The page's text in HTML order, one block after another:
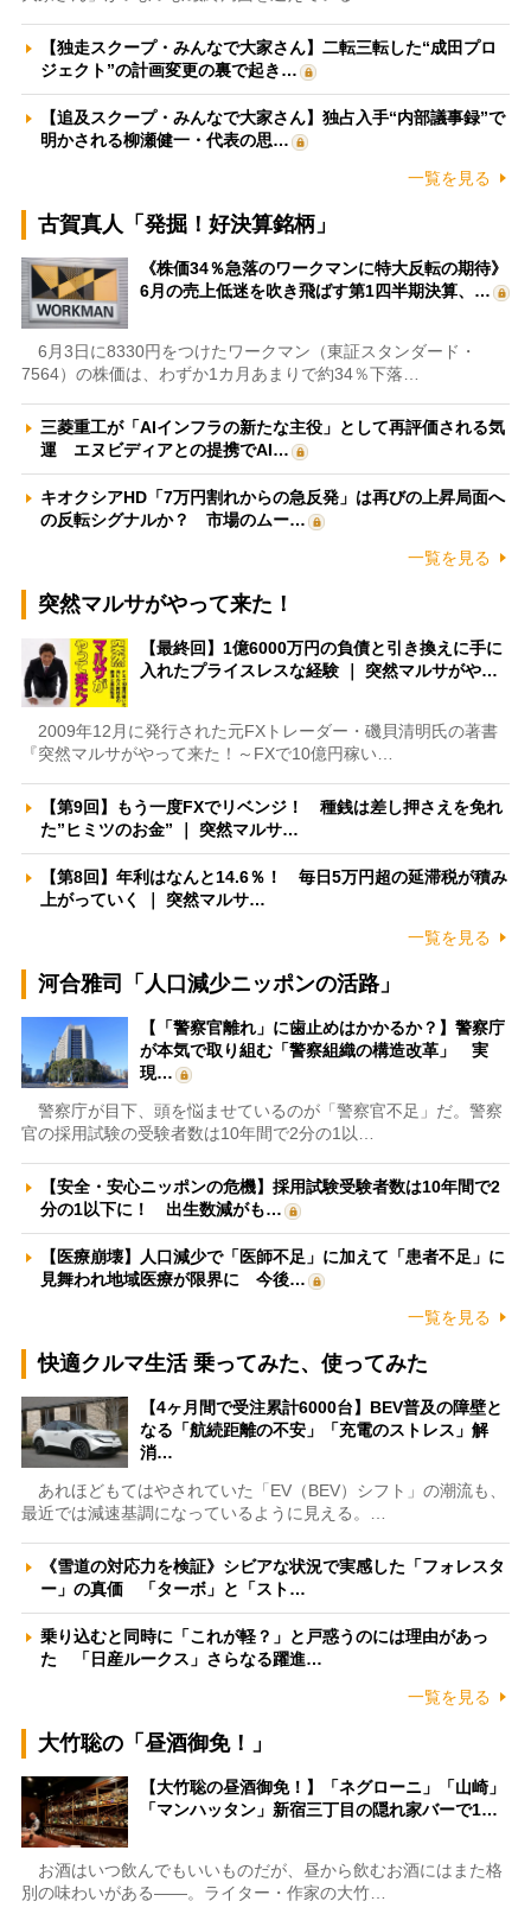
【独走スクープ・みんなで大家さん】二転三転した“成田プロ
ジェクト”の計画変更の裏で起き…
【追及スクープ・みんなで大家さん】独占入手“内部議事録”で
明かされる柳瀬健一・代表の思…
一覧を見る
古賀真人「発掘！好決算銘柄」
《株価34％急落のワークマンに特大反転の期待》
6月の売上低迷を吹き飛ばす第1四半期決算、…
6月3日に8330円をつけたワークマン（東証スタンダード・
7564）の株価は、わずか1カ月あまりで約34％下落…
三菱重工が「AIインフラの新たな主役」として再評価される気
運 エヌビディアとの提携でAI…
キオクシアHD「7万円割れからの急反発」は再びの上昇局面へ
の反転シグナルか？ 市場のムー…
一覧を見る
突然マルサがやって来た！
【最終回】1億6000万円の負債と引き換えに手に
入れたプライスレスな経験 ｜ 突然マルサがや…
2009年12月に発行された元FXトレーダー・磯貝清明氏の著書
『突然マルサがやって来た！～FXで10億円稼い…
【第9回】もう一度FXでリベンジ！ 種銭は差し押さえを免れ
た”ヒミツのお金” ｜ 突然マルサ…
【第8回】年利はなんと14.6％！ 毎日5万円超の延滞税が積み
上がっていく ｜ 突然マルサ…
一覧を見る
河合雅司「人口減少ニッポンの活路」
【「警察官離れ」に歯止めはかかるか？】警察庁
が本気で取り組む「警察組織の構造改革」 実
現…
警察庁が目下、頭を悩ませているのが「警察官不足」だ。警察
官の採用試験の受験者数は10年間で2分の1以…
【安全・安心ニッポンの危機】採用試験受験者数は10年間で2
分の1以下に！ 出生数減がも…
【医療崩壊】人口減少で「医師不足」に加えて「患者不足」に
見舞われ地域医療が限界に 今後…
一覧を見る
快適クルマ生活 乗ってみた、使ってみた
【4ヶ月間で受注累計6000台】BEV普及の障壁と
なる「航続距離の不安」「充電のストレス」解
消…
あれほどもてはやされていた「EV（BEV）シフト」の潮流も、
最近では減速基調になっているように見える。…
《雪道の対応力を検証》シビアな状況で実感した「フォレスタ
ー」の真価 「ターボ」と「スト…
乗り込むと同時に「これが軽？」と戸惑うのには理由があっ
た 「日産ルークス」さらなる躍進…
一覧を見る
大竹聡の「昼酒御免！」
【大竹聡の昼酒御免！】「ネグローニ」「山崎」
「マンハッタン」新宿三丁目の隠れ家バーで1…
お酒はいつ飲んでもいいものだが、昼から飲むお酒にはまた格
別の味わいがある――。ライター・作家の大竹…